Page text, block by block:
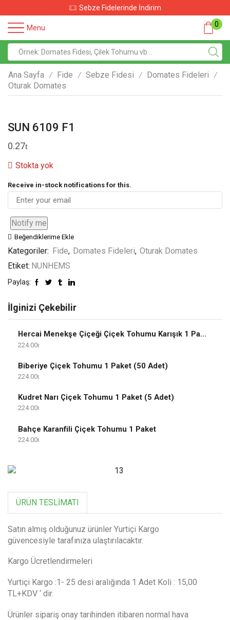
Sebze Fidelerinde İndirim
Menu 0
Ana Sayfa / Fide / Sebze Fidesi / Domates Fideleri /
Oturak Domates
SUN 6109 F1
0.27
Stokta yok
Receive in-stock notifications for this.
Notify me
Beğendiklerime Ekle
Kategoriler: Fide, Domates Fideleri, Oturak Domates
Etiket: NUNHEMS
Paylaş:
İlginizi Çekebilir
Hercai Menekşe Çiçeği Çiçek Tohumu Karışık 1 Paket
224.00
Biberiye Çiçek Tohumu 1 Paket (50 Adet)
224.00
Kudret Narı Çiçek Tohumu 1 Paket (5 Adet)
224.00
Bahçe Karanfili Çiçek Tohumu 1 Paket
224.00
ÜRÜN TESLIMATI
Satın almış olduğunuz ürünler Yurtiçi Kargo
güvencesiyle tarafınıza ulaştırılacaktır.
Kargo Ücretlendirmeleri
Yurtiçi Kargo :1- 25 desi aralığında 1 Adet Koli : 15,00
TL+KDV ‘ dir.
Ürünler sipariş onay tarihinden itibaren normal hava